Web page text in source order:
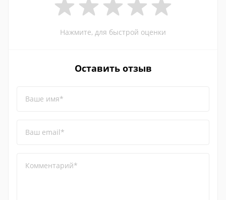
Нажмите, для быстрой оценки
Оставить отзыв
Ваше имя*
Ваш email*
Комментарий*